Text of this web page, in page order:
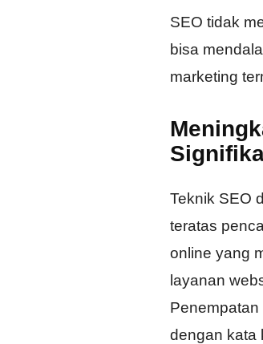
SEO tidak
bisa
marketing
Teknik SEO
teratas
online yang
layanan
dengan kata